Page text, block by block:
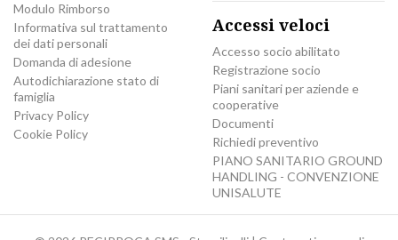
Modulo Rimborso
Informativa sul trattamento
dei dati personali
Domanda di adesione
Autodichiarazione stato di
famiglia
Privacy Policy
Cookie Policy
Accessi veloci
Accesso socio abilitato
Registrazione socio
Piani sanitari per aziende e
cooperative
Documenti
Richiedi preventivo
PIANO SANITARIO GROUND
HANDLING - CONVENZIONE
UNISALUTE